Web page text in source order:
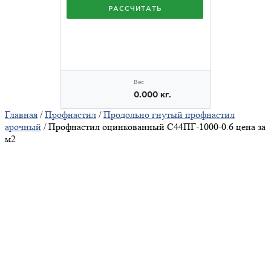
Главная /Профнастил /Продольно гнутый профнастил
арочный / Профнастил оцинкованный С44ПГ-1000-0.6 цена за
м2